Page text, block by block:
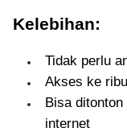
Kelebihan:
Tidak perlu
Akses ke
Bisa
internet